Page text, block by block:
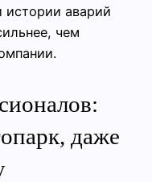
истории аварий
чем
даже